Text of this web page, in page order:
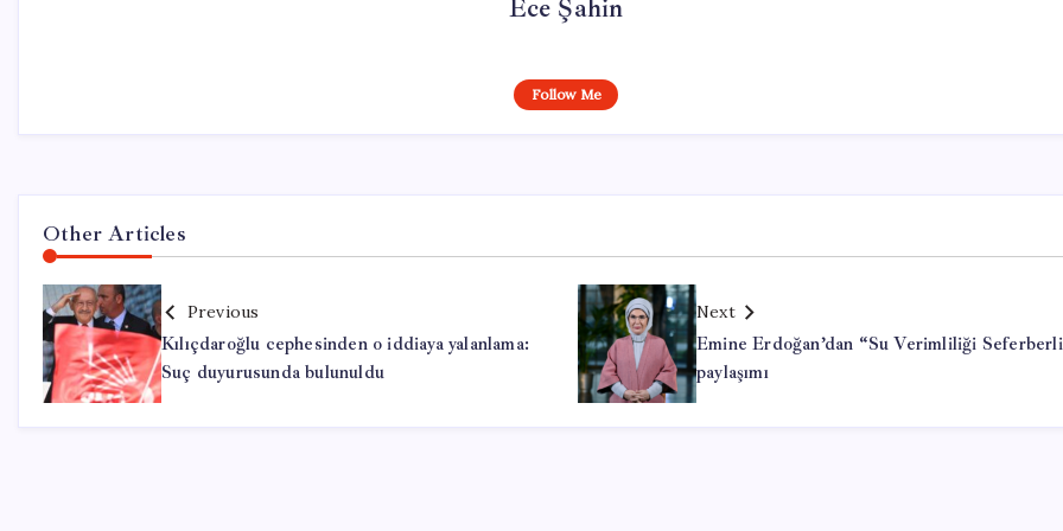
Ece Şahin
Follow Me
Other Articles
Previous
Kılıçdaroğlu cephesinden o iddiaya yalanlama:
Suç duyurusunda bulunuldu
Next
Emine Erdoğan’dan “Su Verimliliği
paylaşımı